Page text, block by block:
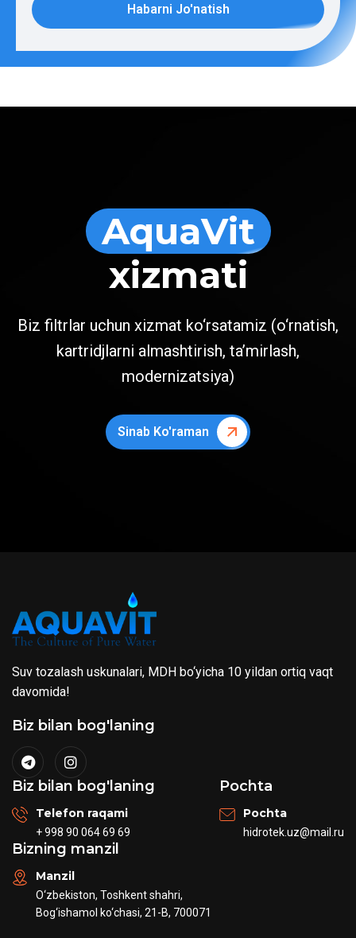
Habarni Jo'natish
AquaVit
xizmati
Biz filtrlar uchun xizmat ko‘rsatamiz (o‘rnatish,
kartridjlarni almashtirish, ta’mirlash,
modernizatsiya)
Sinab Ko'raman
Suv tozalash uskunalari, MDH bo‘yicha 10 yildan ortiq vaqt
davomida!
Biz bilan bog'laning
Biz bilan bog'laning
Telefon raqami
+ 998 90 064 69 69
Pochta
Pochta
hidrotek.uz@mail.ru
Bizning manzil
Manzil
O‘zbekiston, Toshkent shahri,
Bog‘ishamol ko‘chasi, 21-B, 700071